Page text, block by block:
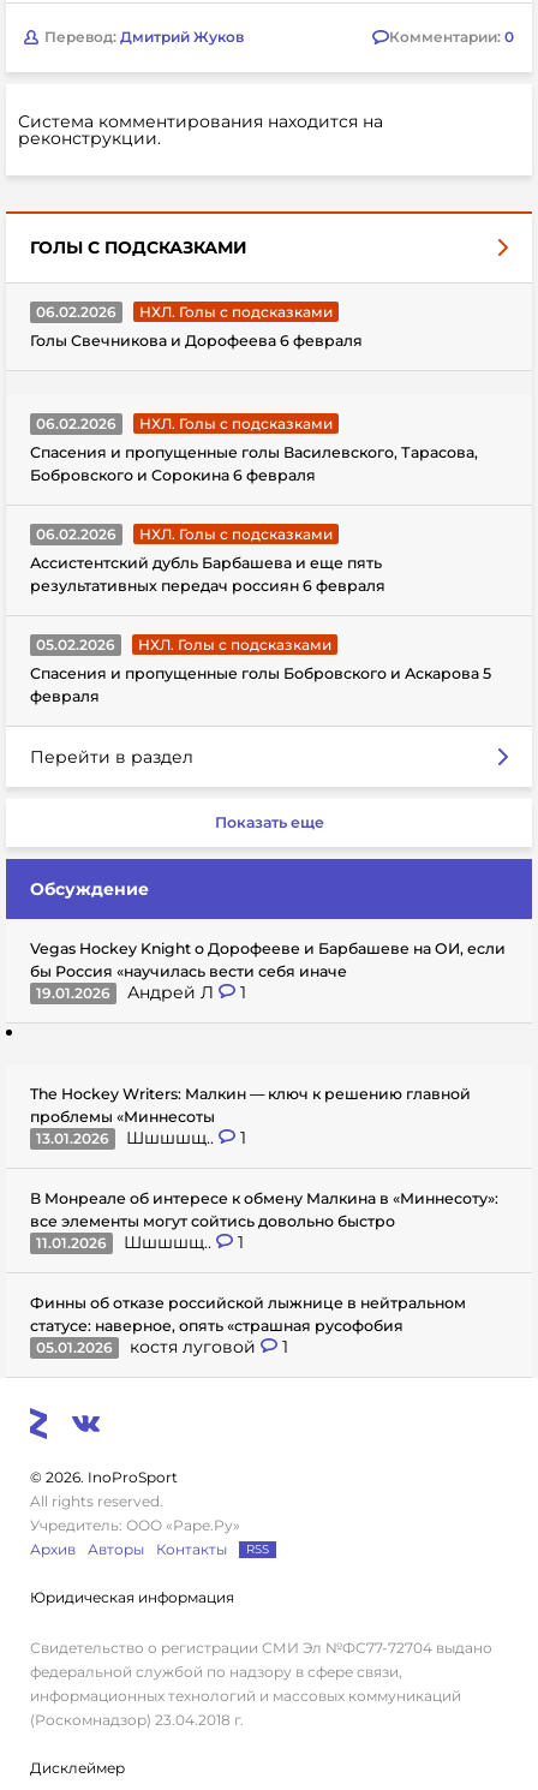
Перевод: Дмитрий Жуков Комментарии: 0
Система комментирования находится на
реконструкции.
ГОЛЫ С ПОДСКАЗКАМИ
06.02.2026
НХЛ. Голы с подсказками
Голы Свечникова и Дорофеева 6 февраля
06.02.2026
НХЛ. Голы с подсказками
Спасения и пропущенные голы Василевского, Тарасова,
Бобровского и Сорокина 6 февраля
06.02.2026
НХЛ. Голы с подсказками
Ассистентский дубль Барбашева и еще пять
результативных передач россиян 6 февраля
05.02.2026
НХЛ. Голы с подсказками
Спасения и пропущенные голы Бобровского и Аскарова 5
февраля
Перейти в раздел
Показать еще
Обсуждение
Vegas Hockey Knight о Дорофееве и Барбашеве на ОИ, если
бы Россия «научилась вести себя иначе
19.01.2026
Андрей Л 1
The Hockey Writers: Малкин — ключ к решению главной
проблемы «Миннесоты
13.01.2026
Шшшшщ.. 1
В Монреале об интересе к обмену Малкина в «Миннесоту»:
все элементы могут сойтись довольно быстро
11.01.2026
Шшшшщ.. 1
Финны об отказе российской лыжнице в нейтральном
статусе: наверное, опять «страшная русофобия
05.01.2026
костя луговой 1
© 2026. InoProSport
All rights reserved.
Учредитель: ООО «Раре.Ру»
Архив
Авторы Контакты RSS
Юридическая информация
Свидетельство о регистрации СМИ Эл №ФС77-72704 выдано
федеральной службой по надзору в сфере связи,
информационных технологий и массовых коммуникаций
(Роскомнадзор) 23.04.2018 г.
Дисклеймер